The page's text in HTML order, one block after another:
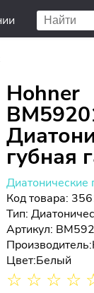
Hohner
губная
Диатонические
Код товара:
Тип:
Артикул:
Производитель:
Цвет:Белый
☆ ☆ ☆ ☆